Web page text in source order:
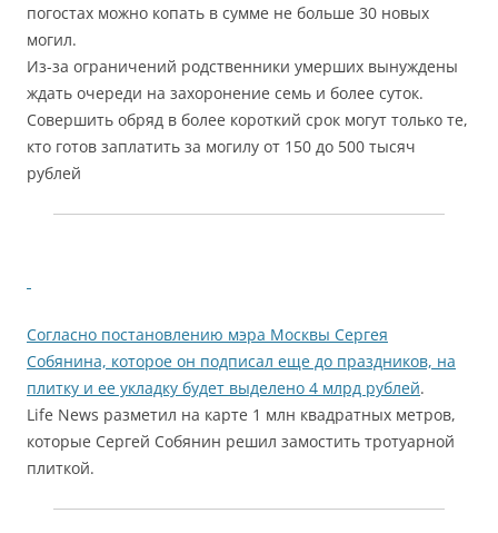
погостах можно копать в сумме не больше 30 новых
могил.
Из-за ограничений родственники умерших вынуждены
ждать очереди на захоронение семь и более суток.
Совершить обряд в более короткий срок могут только те,
кто готов заплатить за могилу от 150 до 500 тысяч
рублей
Согласно постановлению мэра Москвы Сергея
Собянина, которое он подписал еще до праздников, на
плитку и ее укладку будет выделено 4 млрд рублей.
Life News разметил на карте 1 млн квадратных метров,
которые Сергей Собянин решил замостить тротуарной
плиткой.